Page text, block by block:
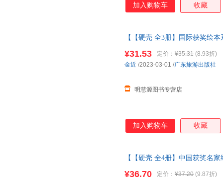
加入购物车 收藏
【【硬壳 全3册】国际获奖绘
列
¥31.53 定价： ¥35.31 (8.93折)
明慧源图书专营店
金近 /2023-03-01 /广东旅游出版社
加入购物车 收藏
【【硬壳 全4册】中国获奖名
¥36.70 定价： ¥37.20 (9.87折)